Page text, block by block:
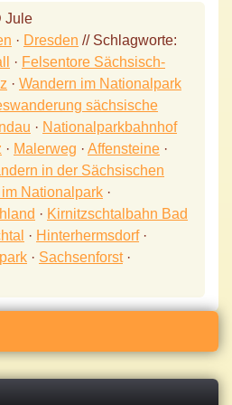
Jule
· Dresden // Schlagworte:
· Felsentore Sächsisch-
· Wandern im Nationalpark
sächsische
· Nationalparkbahnhof
· Malerweg · Affensteine ·
in der Sächsischen
Nationalpark ·
· Kirnitzschtalbahn Bad
· Hinterhermsdorf·
· Sachsenforst·